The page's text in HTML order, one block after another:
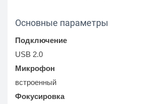
Основные параметры
Подключение
USB 2.0
Микрофон
встроенный
Фокусировка